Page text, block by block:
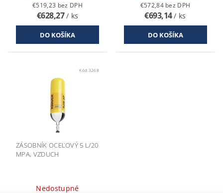
€519,23 bez DPH
€628,27/ ks
€572,84 bez DPH
€693,14/ ks
Kód: 3268
ZÁSOBNÍK OCEĽOVÝ 5 L/20
MPA, VZDUCH
Nedostupné